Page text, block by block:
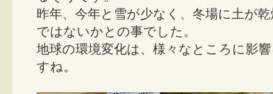
昨年、今年と雪が少なく、冬場に土が
ではないかとの事でした。
地球の環境変化は、様々なところに影
すね。